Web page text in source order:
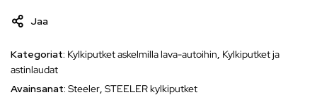
Jaa
Kategoriat: Kylkiputket askelmilla lava-autoihin, Kylkiputket ja
astinlaudat
Avainsanat: Steeler, STEELER kylkiputket